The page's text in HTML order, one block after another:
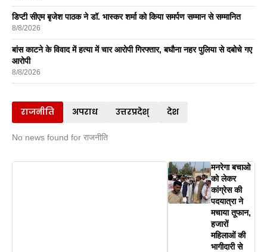
डिप्टी सीएम बृजेश पाठक ने डॉ. भास्कर शर्मा को किया समर्पण सम्मान से सम्मानित
8/8/2026
बांस काटने के विवाद में हत्या में चार आरोपी गिरफ्तार, बघौना नहर पुलिया से दबोचे गए
आरोपी
8/8/2026
राजनीति अपराध उत्तरप्रदेश् देश
No news found for राजनीति
मनरेगा बचाओ
को लेकर
कांग्रेस की
पदयात्रा ने
मचाया तूफान,
हजारों
महिलाओं की
भागीदारी से